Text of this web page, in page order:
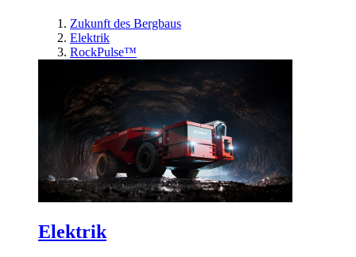
Zukunft des Bergbaus
Elektrik
RockPulse™
Elektrik